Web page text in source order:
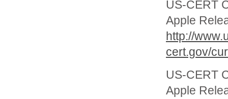
US-CERT
Apple
http://
cert.gov/
US-CERT
Apple